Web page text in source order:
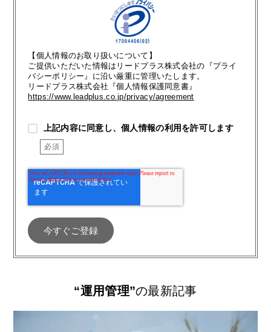
【個人情報のお取り扱いについて】
ご提供いただいた情報はリードプラス株式会社の『プライ
バシーポリシー』に沿い厳重に管理いたします。
リードプラス株式会社『個人情報保護同意書』
https://www.leadplus.co.jp/privacy/agreement
上記内容に同意し、個人情報の利用を許可します
“運用管理”の最新記事